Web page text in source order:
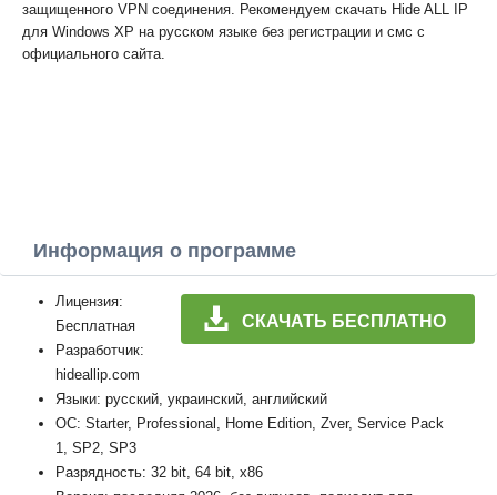
защищенного VPN соединения. Рекомендуем скачать Hide ALL IP
для Windows XP на русском языке без регистрации и смс с
официального сайта.
Информация о программе
СКАЧАТЬ БЕСПЛАТНО
Лицензия:
Бесплатная
Разработчик:
hideallip.com
Языки: русский, украинский, английский
ОС: Starter, Professional, Home Edition, Zver, Service Pack
1, SP2, SP3
Разрядность: 32 bit, 64 bit, x86